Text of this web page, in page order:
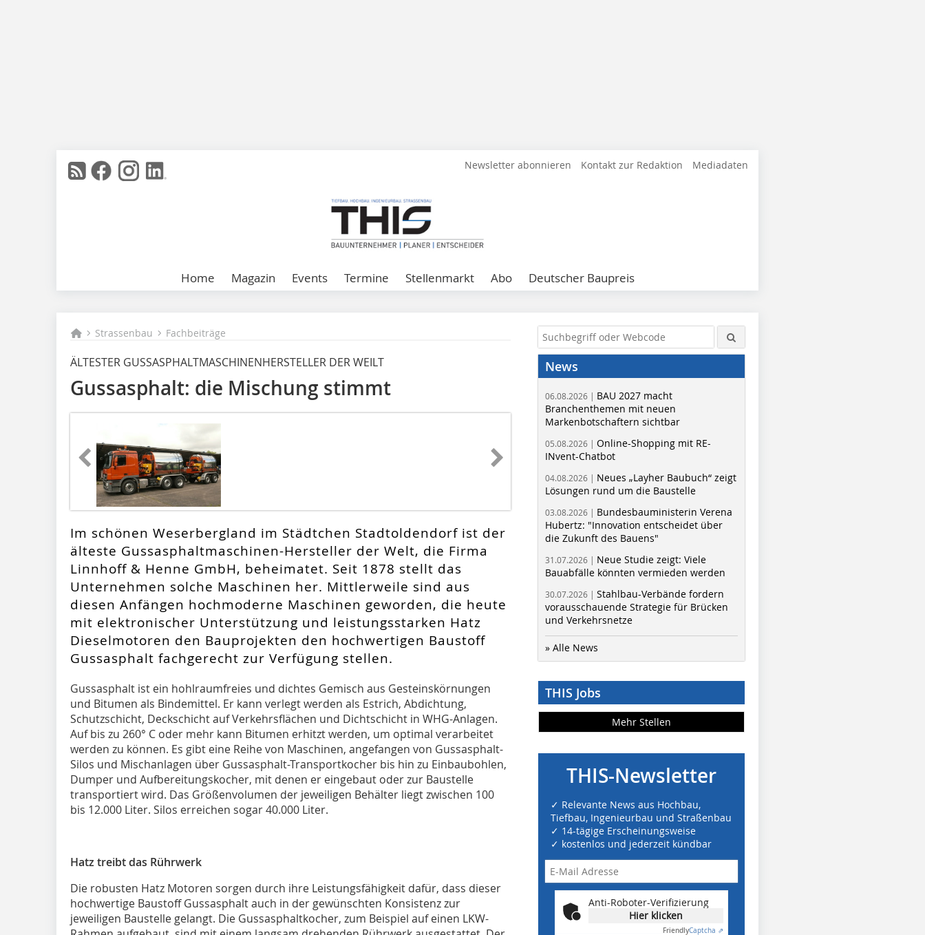
Newsletter abonnieren Kontakt zur Redaktion Mediadaten
Home Magazin Events Termine Stellenmarkt Abo Deutscher Baupreis
Strassenbau Fachbeiträge
ÄLTESTER GUSSASPHALTMASCHINENHERSTELLER DER WEILT
Gussasphalt: die Mischung stimmt
Im schönen Weserbergland im Städtchen Stadtoldendorf ist der
älteste Gussasphaltmaschinen-Hersteller der Welt, die Firma
Linnhoff & Henne GmbH, beheimatet. Seit 1878 stellt das
Unternehmen solche Maschinen her. Mittlerweile sind aus
diesen Anfängen hochmoderne Maschinen geworden, die heute
mit elektronischer Unterstützung und leistungsstarken Hatz
Dieselmotoren den Bauprojekten den hochwertigen Baustoff
Gussasphalt fachgerecht zur Verfügung stellen.
Gussasphalt ist ein hohlraumfreies und dichtes Gemisch aus Gesteinskörnungen
und Bitumen als Bindemittel. Er kann verlegt werden als Estrich, Abdichtung,
Schutzschicht, Deckschicht auf Verkehrsflächen und Dichtschicht in WHG-Anlagen.
Auf bis zu 260° C oder mehr kann Bitumen erhitzt werden, um optimal verarbeitet
werden zu können. Es gibt eine Reihe von Maschinen, angefangen von Gussasphalt-
Silos und Mischanlagen über Gussasphalt-Transportkocher bis hin zu Einbaubohlen,
Dumper und Aufbereitungskocher, mit denen er eingebaut oder zur Baustelle
transportiert wird. Das Größenvolumen der jeweiligen Behälter liegt zwischen 100
bis 12.000 Liter. Silos erreichen sogar 40.000 Liter.
Hatz treibt das Rührwerk
Die robusten Hatz Motoren sorgen durch ihre Leistungsfähigkeit dafür, dass dieser
hochwertige Baustoff Gussasphalt auch in der gewünschten Konsistenz zur
jeweiligen Baustelle gelangt. Die Gussasphaltkocher, zum Beispiel auf einen LKW-
News
06.08.2026 | BAU 2027 macht
Branchenthemen mit neuen
Markenbotschaftern sichtbar
05.08.2026 | Online-Shopping mit RE-
INvent-Chatbot
04.08.2026 | Neues „Layher Baubuch“ zeigt
Lösungen rund um die Baustelle
03.08.2026 | Bundesbauministerin Verena
Hubertz: "Innovation entscheidet über
die Zukunft des Bauens"
31.07.2026 | Neue Studie zeigt: Viele
Bauabfälle könnten vermieden werden
30.07.2026 | Stahlbau-Verbände fordern
vorausschauende Strategie für Brücken
und Verkehrsnetze
» Alle News
THIS Jobs
Mehr Stellen
THIS-Newsletter
✓ Relevante News aus Hochbau,
Tiefbau, Ingenieurbau und Straßenbau
✓ 14-tägige Erscheinungsweise
✓ kostenlos und jederzeit kündbar
Anti-Roboter-Verifizierung
Hier klicken
FriendlyCaptcha ⇗